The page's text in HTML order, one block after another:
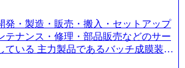
に経験を積みたい方でも、キャリア形
である。 https://storage.googleapis.com/
public/images/20240925204135
72a8a4826007_1200x554.webp https://
発・製造・販売・搬入・セットアップ
テナンス・修理・部品販売などのサー
ている 主力製品であるバッチ成膜装置